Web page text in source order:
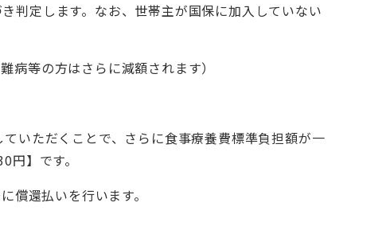
判定します。なお、世帯主が国保に加入していない
病等の方はさらに減額されます）
いただくことで、さらに食事療養費標準負担額が一
】です。
償還払いを行います。